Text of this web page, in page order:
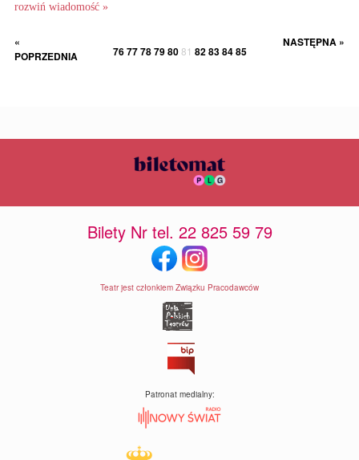
rozwiń wiadomość »
«
POPRZEDNIA
767778798081 82838485
NASTĘPNA »
Bilety Nr tel. 22 825 59 79
Teatr jest członkiem Związku Pracodawców
Patronat medialny: